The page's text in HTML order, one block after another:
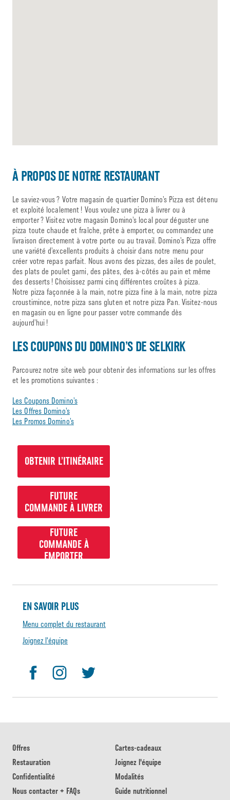
À PROPOS DE NOTRE RESTAURANT
Le saviez-vous ? Votre magasin de quartier Domino’s Pizza est détenu
et exploité localement ! Vous voulez une pizza à livrer ou à
emporter ? Visitez votre magasin Domino’s local pour déguster une
pizza toute chaude et fraîche, prête à emporter, ou commandez une
livraison directement à votre porte ou au travail. Domino’s Pizza offre
une variété d’excellents produits à choisir dans notre menu pour
créer votre repas parfait. Nous avons des pizzas, des ailes de poulet,
des plats de poulet garni, des pâtes, des à-côtés au pain et même
des desserts ! Choisissez parmi cinq différentes croûtes à pizza.
Notre pizza façonnée à la main, notre pizza fine à la main, notre pizza
croustimince, notre pizza sans gluten et notre pizza Pan. Visitez-nous
en magasin ou en ligne pour passer votre commande dès
aujourd’hui !
LES COUPONS DU DOMINO’S DE SELKIRK
Parcourez notre site web pour obtenir des informations sur les offres
et les promotions suivantes :
Les Coupons Domino’s
Les Offres Domino’s
Les Promos Domino’s
OBTENIR L’ITINÉRAIRE
FUTURE
COMMANDE À LIVRER
FUTURE
COMMANDE À
EMPORTER
EN SAVOIR PLUS
Menu complet du restaurant
Joignez l'équipe
Offres
Cartes-cadeaux
Restauration
Joignez l'équipe
Confidentialité
Modalités
Nous contacter + FAQs
Guide nutritionnel